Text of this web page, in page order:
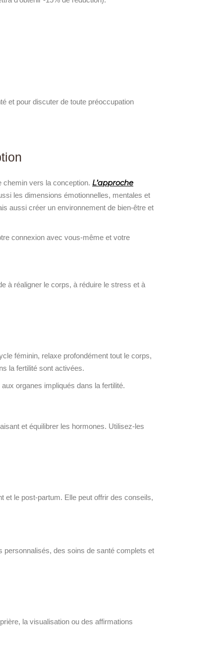
et pour discuter de toute préoccupation
chemin vers la conception. L’approche
les dimensions émotionnelles, mentales et
aussi créer un environnement de bien-être et
connexion avec vous-même et votre
à réaligner le corps, à réduire le stress et à
féminin, relaxe profondément tout le corps,
la fertilité sont activées.
organes impliqués dans la fertilité.
et équilibrer les hormones. Utilisez-les
et le post-partum. Elle peut offrir des conseils,
personnalisés, des soins de santé complets et
la visualisation ou des affirmations